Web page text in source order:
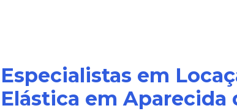
Especialistas em
Elástica em Aparecida